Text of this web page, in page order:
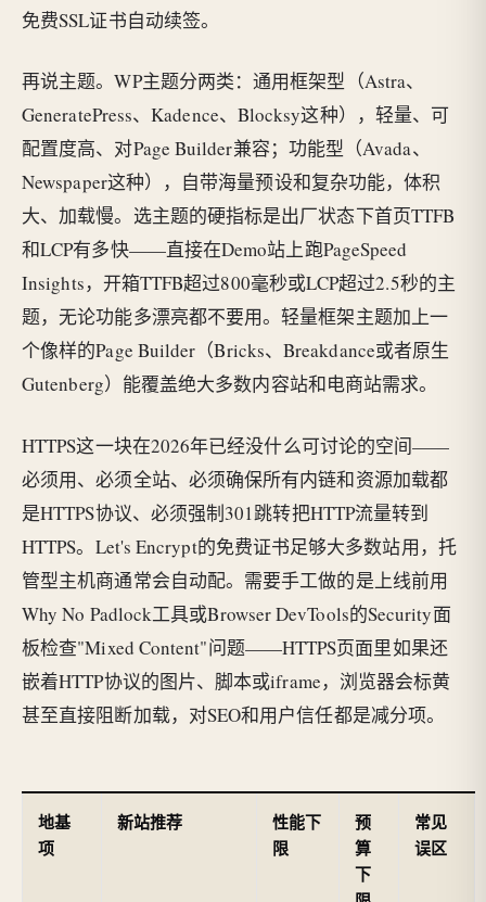
免费SSL证书自动续签。
再说主题。WP主题分两类：通用框架型（Astra、
GeneratePress、Kadence、Blocksy这种），轻量、可
配置度高、对Page Builder兼容；功能型（Avada、
Newspaper这种），自带海量预设和复杂功能，体积
大、加载慢。选主题的硬指标是出厂状态下首页TTFB
和LCP有多快——直接在Demo站上跑PageSpeed
Insights，开箱TTFB超过800毫秒或LCP超过2.5秒的主
题，无论功能多漂亮都不要用。轻量框架主题加上一
个像样的Page Builder（Bricks、Breakdance或者原生
Gutenberg）能覆盖绝大多数内容站和电商站需求。
HTTPS这一块在2026年已经没什么可讨论的空间——
必须用、必须全站、必须确保所有内链和资源加载都
是HTTPS协议、必须强制301跳转把HTTP流量转到
HTTPS。Let's Encrypt的免费证书足够大多数站用，托
管型主机商通常会自动配。需要手工做的是上线前用
Why No Padlock工具或Browser DevTools的Security面
板检查"Mixed Content"问题——HTTPS页面里如果还
嵌着HTTP协议的图片、脚本或iframe，浏览器会标黄
甚至直接阻断加载，对SEO和用户信任都是减分项。
地基
项
新站推荐
性能下
限
预
算
下
常见
误区